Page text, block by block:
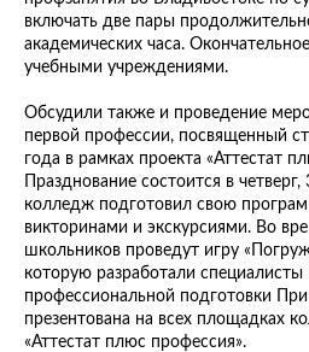
включать две пары
академических часа.
учебными учреждениями.
Обсудили также и проведение
первой профессии, посвященный
года в рамках проекта «Аттестат
Празднование состоится в
колледж подготовил свою
викторинами и экскурсиями. Во
школьников проведут игру
которую разработали
профессиональной подготовки
презентована на всех площадках
«Аттестат плюс профессия».